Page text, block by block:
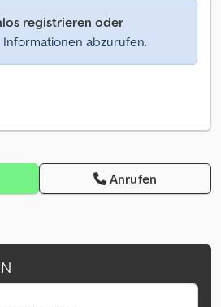
registrieren oder
Informationen abzurufen.
Anrufen